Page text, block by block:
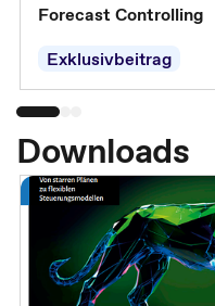
Forecast Controlling
Exklusivbeitrag
Downloads